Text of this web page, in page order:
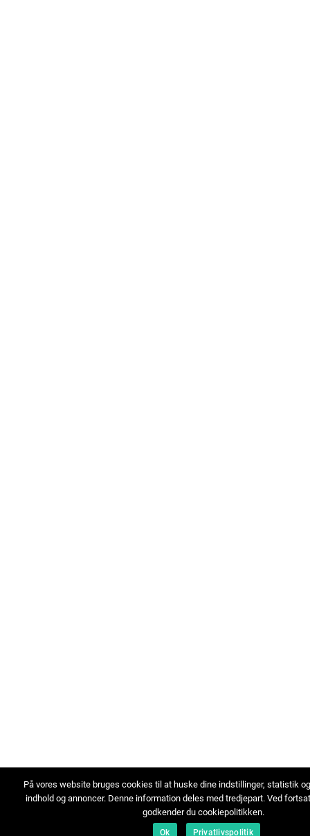
På vores website bruges cookies til at huske dine indstillinger, statistik
indhold og annoncer. Denne information deles med tredjepart. Ved
godkender du cookiepolitikken.
Ok Privatlivspolitik